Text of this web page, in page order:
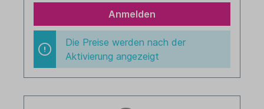
Anmelden
Die Preise werden nach der
Aktivierung angezeigt